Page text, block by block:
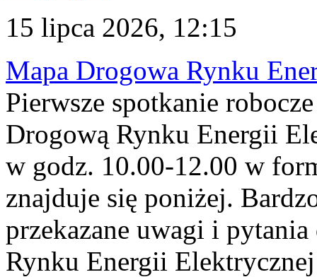
15 lipca 2026, 12:15
Mapa Drogowa Rynku
Pierwsze spotkanie
Drogową Rynku Energii
w godz. 10.00-12.00 w
znajduje się poniżej.
przekazane uwagi i
Rynku Energii